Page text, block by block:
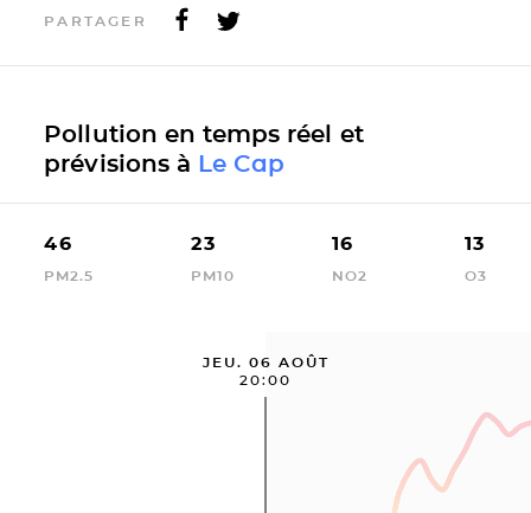
PARTAGER
Pollution en temps réel et
prévisions à Le Cap
46
PM2.5
23
PM10
16
NO2
13
O3
JEU. 06 AOÛT
20:00